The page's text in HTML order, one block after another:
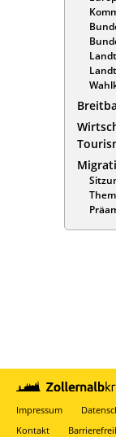
Impressum
Kontakt